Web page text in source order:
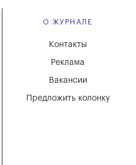
О ЖУРНАЛЕ
Вакансии
Реклама
Контакты
Предложить колонку